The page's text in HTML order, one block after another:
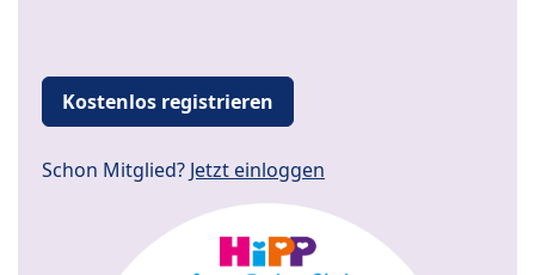
Kostenlos registrieren
Schon Mitglied? Jetzt einloggen